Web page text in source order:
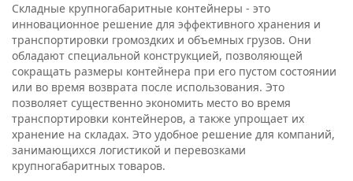
Складные крупногабаритные контейнеры - это
инновационное решение для эффективного хранения и
транспортировки громоздких и объемных грузов. Они
обладают специальной конструкцией, позволяющей
сокращать размеры контейнера при его пустом состоянии
или во время возврата после использования. Это
позволяет существенно экономить место во время
транспортировки контейнеров, а также упрощает их
хранение на складах. Это удобное решение для компаний,
занимающихся логистикой и перевозками
крупногабаритных товаров.